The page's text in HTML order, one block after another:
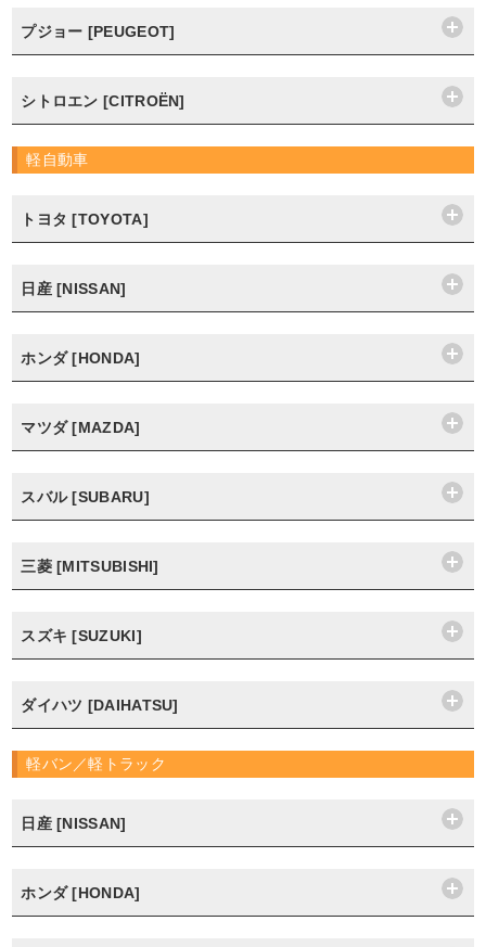
プジョー [PEUGEOT]
シトロエン [CITROËN]
軽自動車
トヨタ [TOYOTA]
日産 [NISSAN]
ホンダ [HONDA]
マツダ [MAZDA]
スバル [SUBARU]
三菱 [MITSUBISHI]
スズキ [SUZUKI]
ダイハツ [DAIHATSU]
軽バン／軽トラック
日産 [NISSAN]
ホンダ [HONDA]